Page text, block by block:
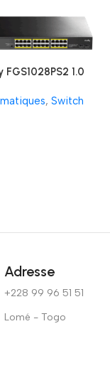
FGS1028PS2 1.0
, Switch
Adresse
+228 99 96 51 51
Lomé - Togo